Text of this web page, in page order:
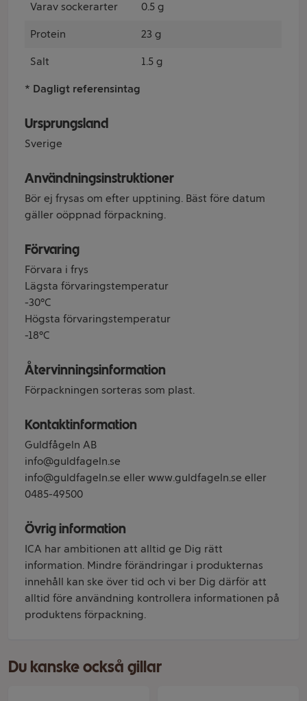
Varav sockerarter 0.5 g
Protein 23 g
Salt 1.5 g
* Dagligt referensintag
Ursprungsland
Sverige
Användningsinstruktioner
Bör ej frysas om efter upptining. Bäst före datum
gäller oöppnad förpackning.
Förvaring
Förvara i frys
Lägsta förvaringstemperatur
-30°C
Högsta förvaringstemperatur
-18°C
Återvinningsinformation
Förpackningen sorteras som plast.
Kontaktinformation
Guldfågeln AB
info@guldfageln.se
info@guldfageln.se eller www.guldfageln.se eller
0485-49500
Övrig information
ICA har ambitionen att alltid ge Dig rätt
information. Mindre förändringar i produkternas
innehåll kan ske över tid och vi ber Dig därför att
alltid före användning kontrollera informationen på
produktens förpackning.
Du kanske också gillar